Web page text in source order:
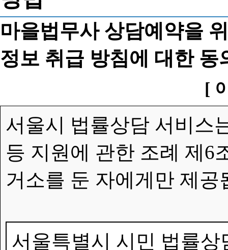
마을법무사 상담예약을
정보 취급 방침에 대한 동
[
서울시 법률상담 서비스
등 지원에 관한 조례 제6
거소를 둔 자에게만 제공
서울특별시 시민 법률